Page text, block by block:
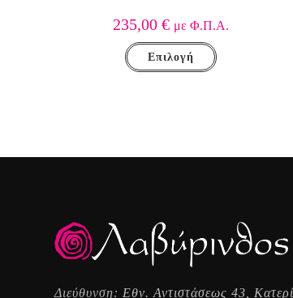
235,00€ με Φ.Π.Α.
Επιλογή
Διεύθυνση: Εθν. Αντιστάσεως 43,